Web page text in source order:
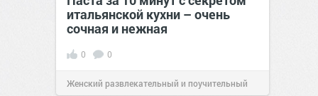
итальянской кухни – очень
сочная и нежная
0 0
Женский развлекательный и поучительный